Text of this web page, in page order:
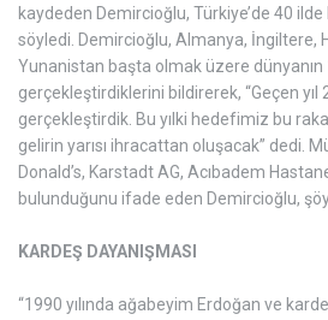
kaydeden Demircioğlu, Türkiye’de 40
söyledi. Demircioğlu, Almanya, İngiltere,
Yunanistan başta olmak üzere
gerçekleştirdiklerini bildirerek, “Geçen yıl
gerçekleştirdik. Bu yılki hedefimiz bu
gelirin yarısı ihracattan oluşacak” dedi.
Donald’s, Karstadt AG, Acıbadem
bulunduğunu ifade eden Demircioğlu,
KARDEŞ DAYANIŞMASI
“1990 yılında ağabeyim Erdoğan ve